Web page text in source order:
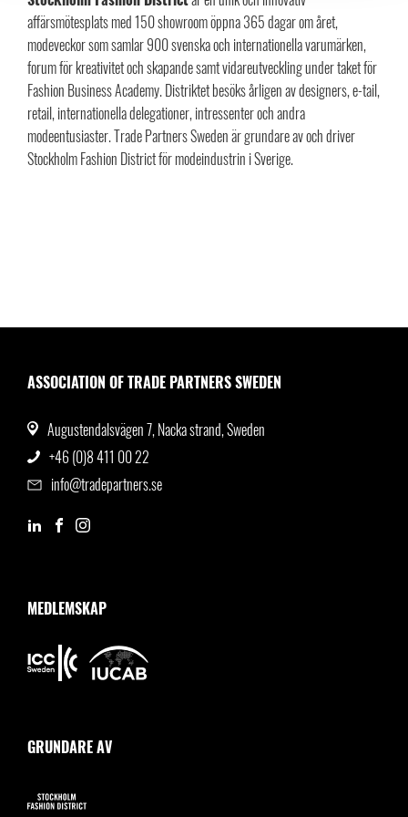
affärsmötesplats med 150 showroom öppna 365 dagar om året,
modeveckor som samlar 900 svenska och internationella varumärken,
forum för kreativitet och skapande samt vidareutveckling under taket för
Fashion Business Academy. Distriktet besöks årligen av designers, e-tail,
retail, internationella delegationer, intressenter och andra
modeentusiaster. Trade Partners Sweden är grundare av och driver
Stockholm Fashion District för modeindustrin i Sverige.
ASSOCIATION OF TRADE PARTNERS SWEDEN
Augustendalsvägen 7, Nacka strand, Sweden
+46 (0)8 411 00 22
info@tradepartners.se
MEDLEMSKAP
GRUNDARE AV